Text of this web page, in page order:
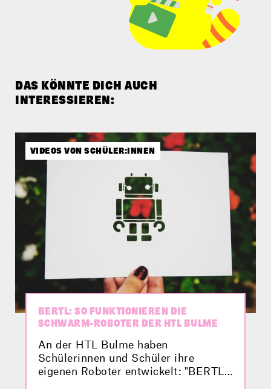
DAS KÖNNTE DICH AUCH
INTERESSIEREN:
VIDEOS VON SCHÜLER:INNEN
BERTL: SO FUNKTIONIEREN DIE
SCHWARM-ROBOTER DER HTL BULME
An der HTL Bulme haben
Schülerinnen und Schüler ihre
eigenen Roboter entwickelt: "BERTL".